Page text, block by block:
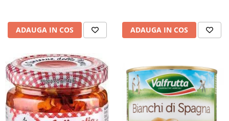
ADAUGA IN COS ADAUGA IN COS